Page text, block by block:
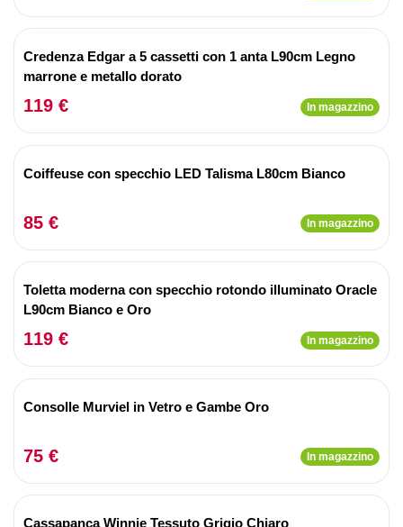
Credenza Edgar a 5 cassetti con 1 anta L90cm Legno
marrone e metallo dorato
119 € In magazzino
Coiffeuse con specchio LED Talisma L80cm Bianco
85 € In magazzino
Toletta moderna con specchio rotondo illuminato Oracle
L90cm Bianco e Oro
119 € In magazzino
Consolle Murviel in Vetro e Gambe Oro
75 € In magazzino
Cassapanca Winnie Tessuto Grigio Chiaro